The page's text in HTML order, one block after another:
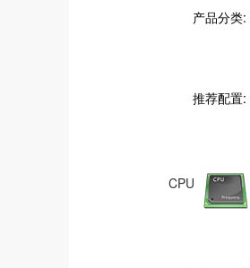
产品分类:
推荐配置:
CPU